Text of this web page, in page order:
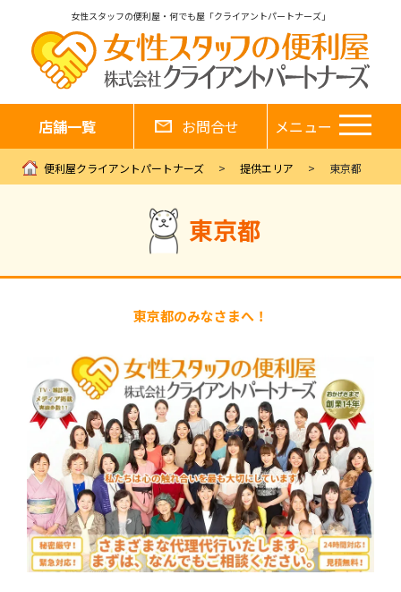
女性スタッフの便利屋・何でも屋「クライアントパートナーズ」
店舗一覧 お問合せ メニュー
便利屋クライアントパートナーズ 提供エリア 東京都
東京都
東京都のみなさまへ！